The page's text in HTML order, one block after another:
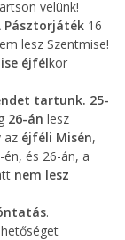
velünk!
Pásztorjáték 16
lesz Szentmise!
éjfélkor
tartunk. 25-
26-án lesz
az éjféli Misén,
és 26-án, a
nem lesz
.